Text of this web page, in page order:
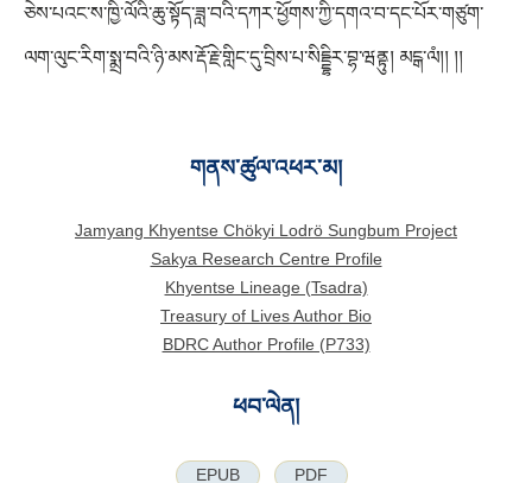
ཅེས་པའང་ས་ཁྱི་ལོའི་ཆུ་སྟོད་ཟླ་བའི་དཀར་ཕྱོགས་ཀྱི་དགའ་བ་དང་པོར་གཙུག་
ལག་ལུང་རིག་སྨྲ་བའི་ཉི་མས་རྡོ་རྗེ་གླིང་དུ་བྲིས་པ་སིདྡྷིར་བྷ་ཝནྟུ། མངྒ་ལཾ།། །།
གནས་ཚུལ་འཕར་མ།
Jamyang Khyentse Chökyi Lodrö Sungbum Project
Sakya Research Centre Profile
Khyentse Lineage (Tsadra)
Treasury of Lives Author Bio
BDRC Author Profile (P733)
ཕབ་ལེན།
EPUB PDF